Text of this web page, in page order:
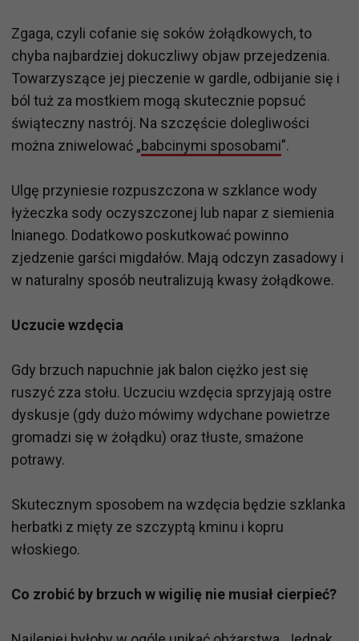
Zgaga, czyli cofanie się soków żołądkowych, to
chyba najbardziej dokuczliwy objaw przejedzenia.
Towarzyszące jej pieczenie w gardle, odbijanie się i
ból tuż za mostkiem mogą skutecznie popsuć
świąteczny nastrój. Na szczęście dolegliwości
można zniwelować „babcinymi sposobami”.
Ulgę przyniesie rozpuszczona w szklance wody
łyżeczka sody oczyszczonej lub napar z siemienia
lnianego. Dodatkowo poskutkować powinno
zjedzenie garści migdałów. Mają odczyn zasadowy i
w naturalny sposób neutralizują kwasy żołądkowe.
Uczucie wzdęcia
Gdy brzuch napuchnie jak balon ciężko jest się
ruszyć zza stołu. Uczuciu wzdęcia sprzyjają ostre
dyskusje (gdy dużo mówimy wdychane powietrze
gromadzi się w żołądku) oraz tłuste, smażone
potrawy.
Skutecznym sposobem na wzdęcia będzie szklanka
herbatki z mięty ze szczyptą kminu i kopru
włoskiego.
Co zrobić by brzuch w wigilię nie musiał cierpieć?